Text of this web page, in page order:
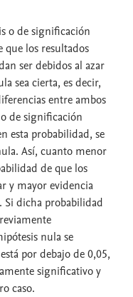
o designificación
que los resultados
ser debidos al azar
sea cierta, es decir,
entre ambos
de significación
esta probabilidad, se
Así, cuanto menor
de que los
y mayor evidencia
Si dicha probabilidad
nula se
por debajo de 0,05,
significativoy
caso.